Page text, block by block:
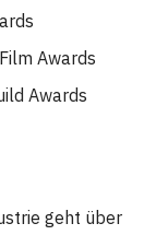
Awards
Awards
geht über